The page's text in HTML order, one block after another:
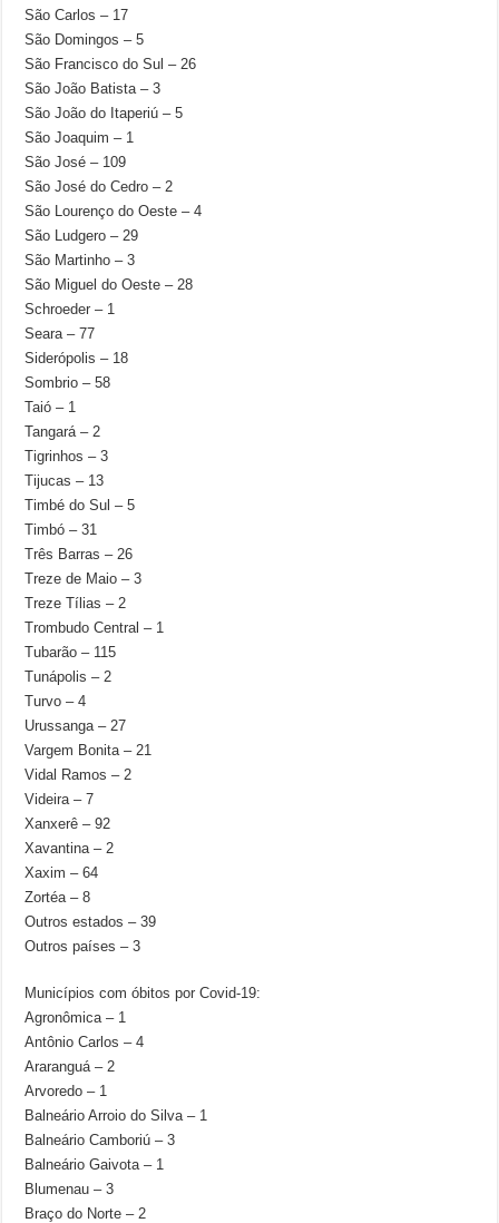
São Carlos – 17
São Domingos – 5
São Francisco do Sul – 26
São João Batista – 3
São João do Itaperiú – 5
São Joaquim – 1
São José – 109
São José do Cedro – 2
São Lourenço do Oeste – 4
São Ludgero – 29
São Martinho – 3
São Miguel do Oeste – 28
Schroeder – 1
Seara – 77
Siderópolis – 18
Sombrio – 58
Taió – 1
Tangará – 2
Tigrinhos – 3
Tijucas – 13
Timbé do Sul – 5
Timbó – 31
Três Barras – 26
Treze de Maio – 3
Treze Tílias – 2
Trombudo Central – 1
Tubarão – 115
Tunápolis – 2
Turvo – 4
Urussanga – 27
Vargem Bonita – 21
Vidal Ramos – 2
Videira – 7
Xanxerê – 92
Xavantina – 2
Xaxim – 64
Zortéa – 8
Outros estados – 39
Outros países – 3
Municípios com óbitos por Covid-19:
Agronômica – 1
Antônio Carlos – 4
Araranguá – 2
Arvoredo – 1
Balneário Arroio do Silva – 1
Balneário Camboriú – 3
Balneário Gaivota – 1
Blumenau – 3
Braço do Norte – 2